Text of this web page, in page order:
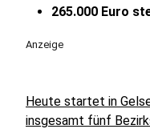
265.000 Euro
Anzeige
Heute startet in
insgesamt fünf